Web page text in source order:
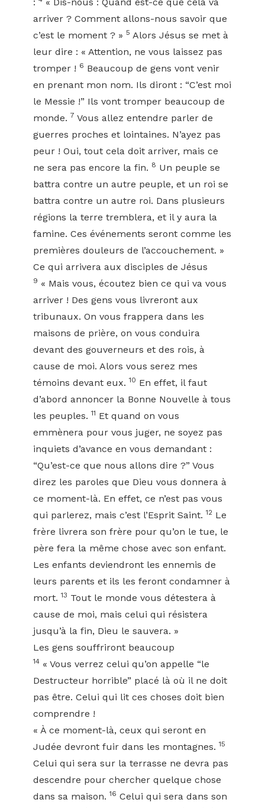
arriver ? Comment allons-nous savoir que
c’est le moment ? » 5 Alors Jésus se met à
leur dire : « Attention, ne vous laissez pas
tromper ! 6 Beaucoup de gens vont venir
en prenant mon nom. Ils diront : “C’est moi
le Messie !” Ils vont tromper beaucoup de
monde. 7 Vous allez entendre parler de
guerres proches et lointaines. N’ayez pas
peur ! Oui, tout cela doit arriver, mais ce
ne sera pas encore la fin. 8 Un peuple se
battra contre un autre peuple, et un roi se
battra contre un autre roi. Dans plusieurs
régions la terre tremblera, et il y aura la
famine. Ces événements seront comme les
premières douleurs de l’accouchement. »
Ce qui arrivera aux disciples de Jésus
9 « Mais vous, écoutez bien ce qui va vous
arriver ! Des gens vous livreront aux
tribunaux. On vous frappera dans les
maisons de prière, on vous conduira
devant des gouverneurs et des rois, à
cause de moi. Alors vous serez mes
témoins devant eux.10 En effet, il faut
d’abord annoncer la Bonne Nouvelle à tous
les peuples.11 Et quand on vous
emmènera pour vous juger, ne soyez pas
inquiets d’avance en vous demandant :
“Qu’est-ce que nous allons dire ?” Vous
direz les paroles que Dieu vous donnera à
ce moment-là. En effet, ce n’est pas vous
qui parlerez, mais c’est l’Esprit Saint.12 Le
frère livrera son frère pour qu’on le tue, le
père fera la même chose avec son enfant.
Les enfants deviendront les ennemis de
leurs parents et ils les feront condamner à
mort.13 Tout le monde vous détestera à
cause de moi, mais celui qui résistera
jusqu’à la fin, Dieu le sauvera. »
Les gens souffriront beaucoup
14 « Vous verrez celui qu’on appelle “le
Destructeur horrible” placé là où il ne doit
pas être. Celui qui lit ces choses doit bien
comprendre !
« À ce moment-là, ceux qui seront en
Judée devront fuir dans les montagnes.15
Celui qui sera sur la terrasse ne devra pas
descendre pour chercher quelque chose
dans sa maison.16 Celui qui sera dans son